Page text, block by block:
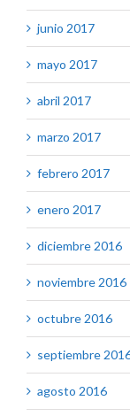
junio 2017
mayo 2017
abril 2017
marzo 2017
febrero 2017
enero 2017
diciembre 2016
noviembre 2016
octubre 2016
septiembre
agosto 2016